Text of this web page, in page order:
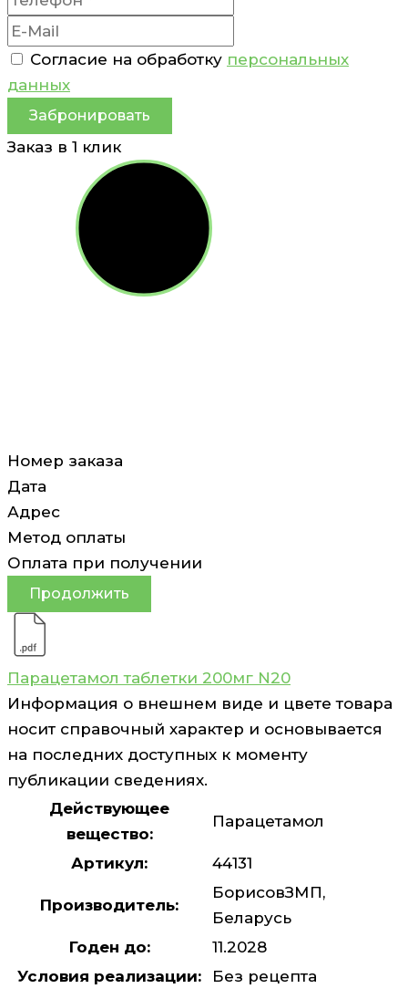
Согласие на обработку персональных
данных
Забронировать
Заказ в 1 клик
Номер заказа
Дата
Адрес
Метод оплаты
Оплата при получении
Продолжить
Парацетамол таблетки 200мг N20
Информация о внешнем виде и цвете товара
носит справочный характер и основывается
на последних доступных к моменту
публикации сведениях.
Действующее
вещество:
Парацетамол
Артикул: 44131
Производитель:
БорисовЗМП,
Беларусь
Годен до:
11.2028
Условия реализации:
Без рецепта